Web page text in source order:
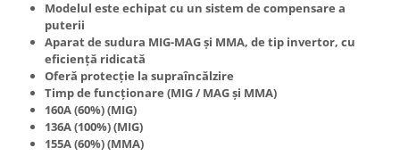
Modelul este echipat cu un sistem de compensare a
puterii
Aparat de sudura MIG-MAG și MMA, de tip invertor, cu
eficiență ridicată
Oferă protecție la supraîncălzire
Timp de funcționare (MIG / MAG și MMA)
160A (60%) (MIG)
136A (100%) (MIG)
155A (60%) (MMA)